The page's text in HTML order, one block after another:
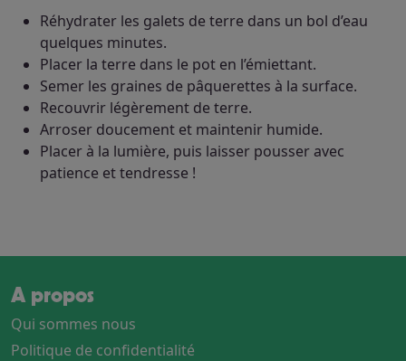
planter
"maîtresse
Réhydrater les galets de terre dans un bol d’eau
quelques minutes.
Placer la terre dans le pot en l’émiettant.
Semer les graines de pâquerettes à la surface.
Recouvrir légèrement de terre.
Arroser doucement et maintenir humide.
Placer à la lumière, puis laisser pousser avec
patience et tendresse !
A propos
Qui sommes nous
Politique de confidentialité